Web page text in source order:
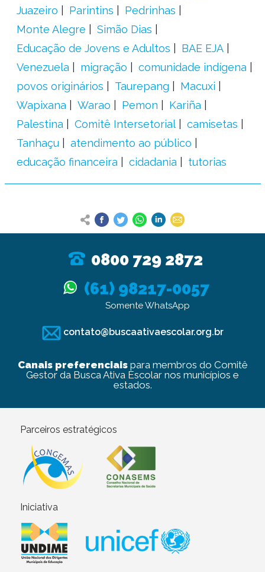
Juazeiro
Parintins
Pedrinhas
Monte Alegre
Simão Dias
Educação de Jovens e Adultos
BAE EJA
Venezuela
migração
comunidade indígena
povos originários
Taurepang
Macuxi
Wapixana
Warao Pemon
Kariña
Palestina
Comitê Intersetorial
camisetas
Tanhaçu
atendimento ao público
educação financeira
cidadania tutorias
0800 729 2872
(61) 98217-0057
Somente WhatsApp
contato@buscaativaescolar.org.br
Canais preferenciaispara membros do Comitê
Gestor da Busca Ativa Escolar nos municípios e
estados.
Parceiros estratégicos
Iniciativa